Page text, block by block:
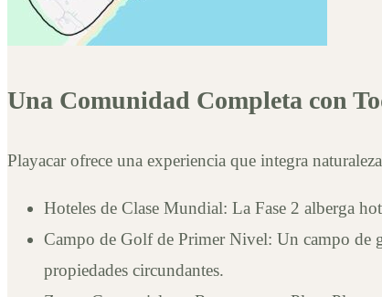
Una Comunidad Completa con
Playacar ofrece una experiencia que integra
Hoteles de Clase Mundial: La Fase 2 alberga
Campo de Golf de Primer Nivel: Un campo de
propiedades circundantes.